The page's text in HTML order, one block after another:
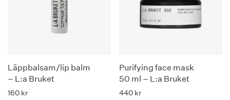
Läppbalsam/lip balm
– L:a Bruket
160 kr
Purifying face mask
50 ml – L:a Bruket
440 kr